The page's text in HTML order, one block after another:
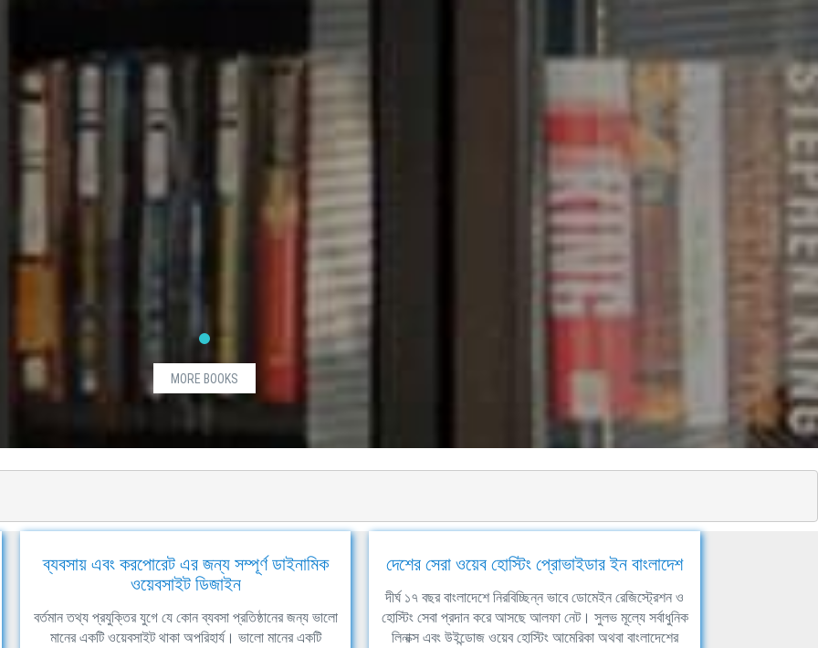
MORE BOOKS
ব্যবসায় এবং করপোরেট এর জন্য সম্পূর্ণ ডাইনামিক
ওয়েবসাইট ডিজাইন
বর্তমান তথ্য প্রযুক্তির যুগে যে কোন ব্যবসা প্রতিষ্ঠানের জন্য ভালো
মানের একটি ওয়েবসাইট থাকা অপরিহার্য। ভালো মানের একটি
দেশের সেরা ওয়েব হোস্টিং প্রোভাইডার ইন বাংলাদেশ
দীর্ঘ ১৭ বছর বাংলাদেশে নিরবিচ্ছিন্ন ভাবে ডোমেইন রেজিস্ট্রেশন ও
হোস্টিং সেবা প্রদান করে আসছে আলফা নেট। সুলভ মূল্যে সর্বাধুনিক
লিনাক্স এবং উইন্ডোজ ওয়েব হোস্টিং আমেরিকা অথবা বাংলাদেশের